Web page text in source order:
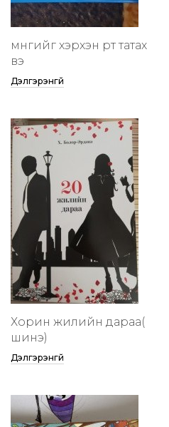
мөнгийг хэрхэн өөртөө татах
вэ
Дэлгэрэнгүй
Хорин жилийн дараа(
шинэ)
Дэлгэрэнгүй